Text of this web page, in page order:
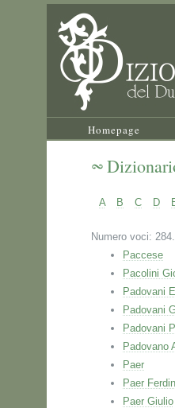
Homepage
A B C D
Numero voci: 284.
Paccese
Pacolini
Padovani
Padovani
Padovani
Padovano
Paer
Paer
Paer Giulio